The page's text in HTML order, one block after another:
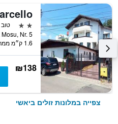
2 כוכבים
טוב 7.6
1.6 ק״מ ממרכז העיר
₪138
צפייה במלונות זולים ביאשי